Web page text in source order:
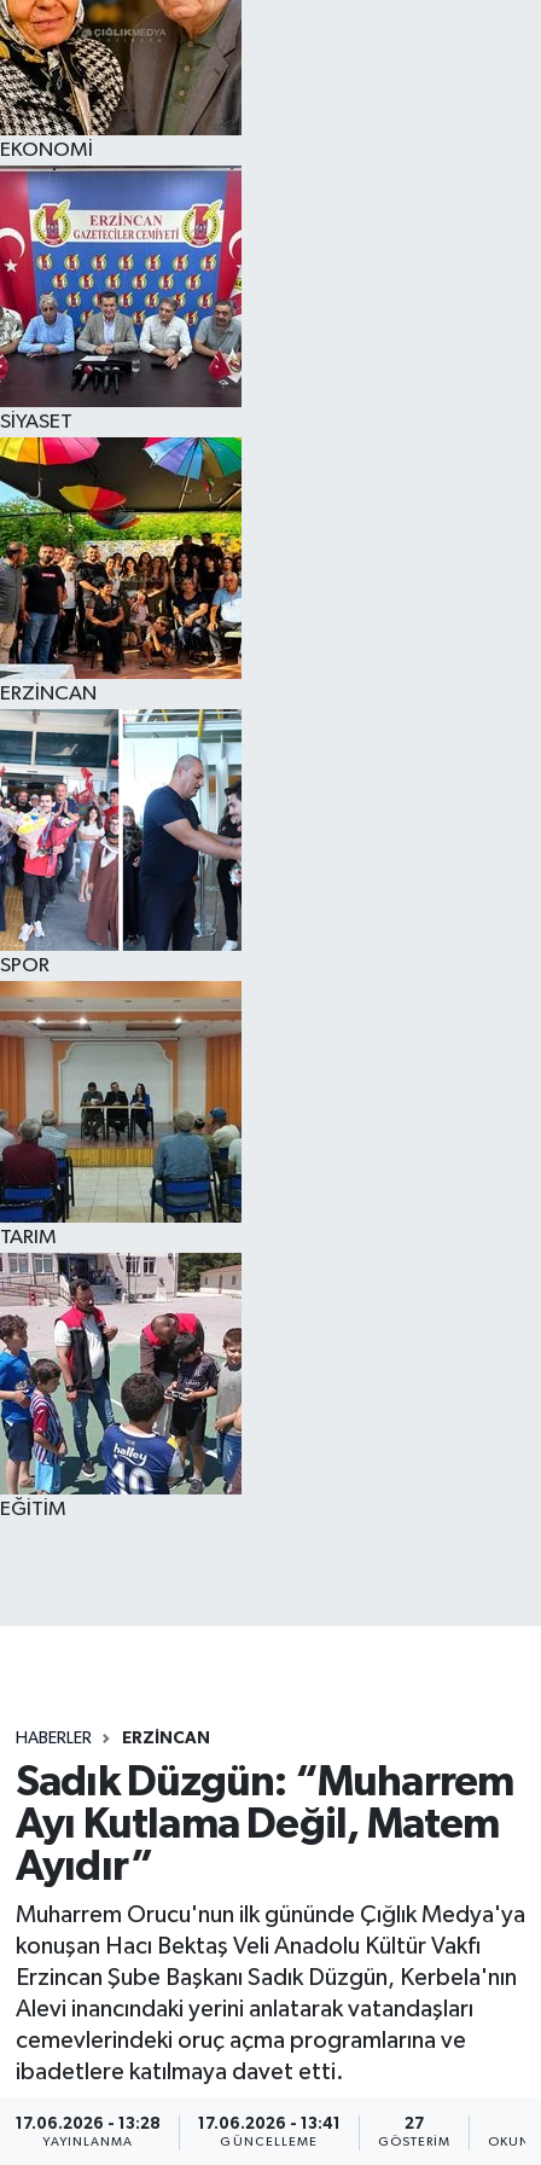
EKONOMİ
SİYASET
ERZİNCAN
SPOR
TARIM
EĞİTİM
HABERLER ERZİNCAN
Sadık Düzgün: “Muharrem
Ayı Kutlama Değil, Matem
Ayıdır”
Muharrem Orucu'nun ilk gününde Çığlık Medya'ya
konuşan Hacı Bektaş Veli Anadolu Kültür Vakfı
Erzincan Şube Başkanı Sadık Düzgün, Kerbela'nın
Alevi inancındaki yerini anlatarak vatandaşları
cemevlerindeki oruç açma programlarına ve
ibadetlere katılmaya davet etti.
17.06.2026 - 13:28
YAYINLANMA
17.06.2026 - 13:41
GÜNCELLEME
27
GÖSTERIM